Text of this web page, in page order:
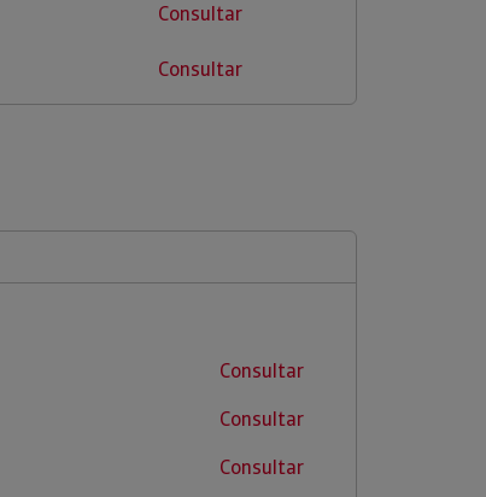
Consultar
Consultar
Consultar
Consultar
Consultar